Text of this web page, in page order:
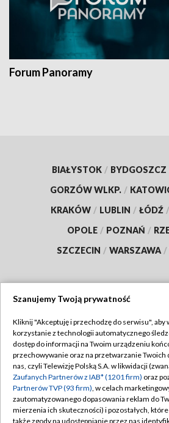
Forum Panoramy
BIAŁYSTOK / BYDGOSZCZ
GORZÓW WLKP. /
KRAKÓW / LUBLIN / ŁÓDŹ /
OPOLE / POZNAŃ /
SZCZECIN / WARSZAWA /
TVP
Abonament TVP
Emisja w TVP
Centrum informacji TVP
Naziemna Telewizja Cyfrowa
Regulamin
Polityka
Moje zgody
Pomoc
Szanujemy Twoją prywatność
Kliknij "Akceptuję i przechodzę do serwisu", aby
korzystanie z technologii automatycznego
dostęp do informacji na Twoim urządzeniu
przechowywanie oraz na przetwarzanie Twoich
nas, czyli Telewizję Polską S.A. w likwidacji
Zaufanych Partnerów z IAB* (1201 firm) oraz
Partnerów TVP (93 firm), w celach
zautomatyzowanego dopasowania reklam do
mierzenia ich skuteczności) i pozostałych,
także zgody na udostępnianie przez nas